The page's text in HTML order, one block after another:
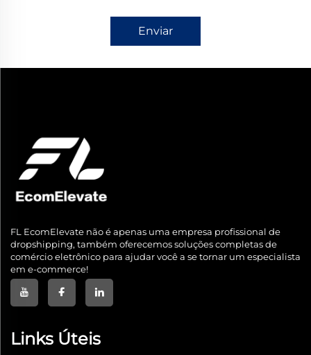
Enviar
FL EcomElevate não é apenas uma empresa profissional de
dropshipping, também oferecemos soluções completas de
comércio eletrônico para ajudar você a se tornar um especialista
em e-commerce!
Links Úteis